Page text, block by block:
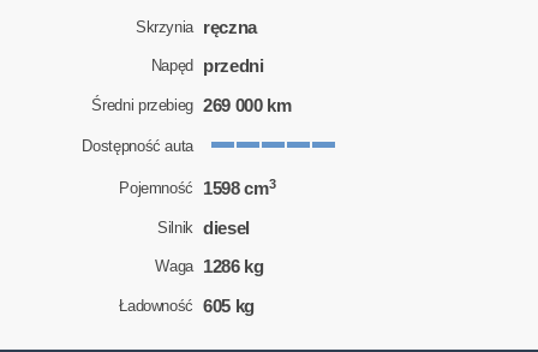
Skrzynia ręczna
Napęd przedni
Średni przebieg 269 000 km
Dostępność auta
Pojemność 1598 cm3
Silnik diesel
Waga 1286 kg
Ładowność 605 kg